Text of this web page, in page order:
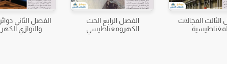
الثالث المجالات
الفصل الرابع الحث
الكهرومغناطيسي
الفصل الثاني
والتوازي